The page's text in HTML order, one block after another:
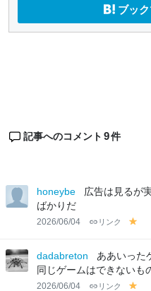
ブッ
記事へのコメント 9件
honeybe
広告は見るが
ばかりだ
2026/06/04 リンク
w
dadabreton
ああいった
同じゲームはできないも
2026/06/04 リンク